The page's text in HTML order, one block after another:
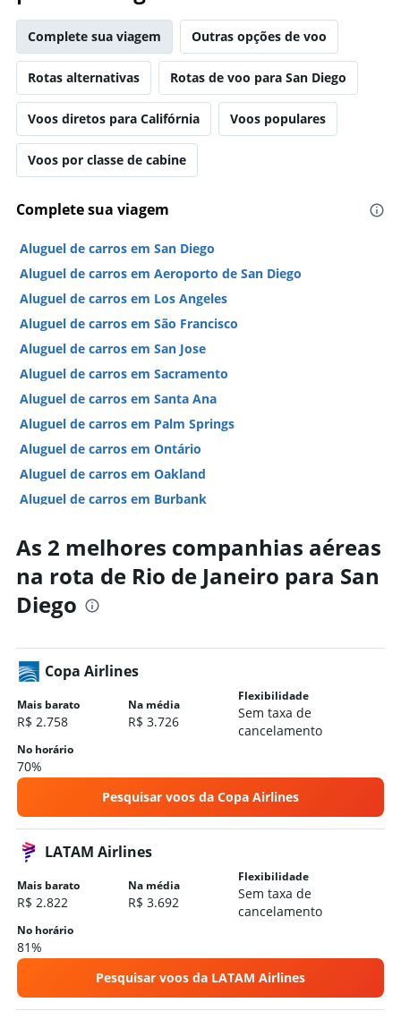
Complete sua viagem Outras opções de voo
Rotas alternativas Rotas de voo para San Diego
Voos diretos para Califórnia Voos populares
Voos por classe de cabine
Complete sua viagem
Aluguel de carros em San Diego
Aluguel de carros em Aeroporto de San Diego
Aluguel de carros em Los Angeles
Aluguel de carros em São Francisco
Aluguel de carros em San Jose
Aluguel de carros em Sacramento
Aluguel de carros em Santa Ana
Aluguel de carros em Palm Springs
Aluguel de carros em Ontário
Aluguel de carros em Oakland
Aluguel de carros em Burbank
Hotéis em San Diego
Hotéis em Los Angeles
Hotéis em Anaheim
Hotéis em São Francisco
Hotéis em South Lake Tahoe
Hotéis em Palm Springs
Hotéis em Santa Barbara
Hotéis em Monterey
Hotéis em Pismo Beach
Hotéis em Santa Cruz
Hotéis em Long Beach
As 2 melhores companhias aéreas
na rota de Rio de Janeiro para San
Diego
Copa Airlines
Mais barato
R$ 2.758
Na média
R$ 3.726
Flexibilidade
Sem taxa de
cancelamento
No horário
70%
Pesquisar voos da Copa Airlines
LATAM Airlines
Mais barato
R$ 2.822
Na média
R$ 3.692
Flexibilidade
Sem taxa de
cancelamento
No horário
81%
Pesquisar voos da LATAM Airlines